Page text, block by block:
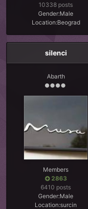
10338 posts
Gender:Male
Location:Beograd
silenci
Abarth
Members
2863
6410 posts
Gender:Male
Location:surcin